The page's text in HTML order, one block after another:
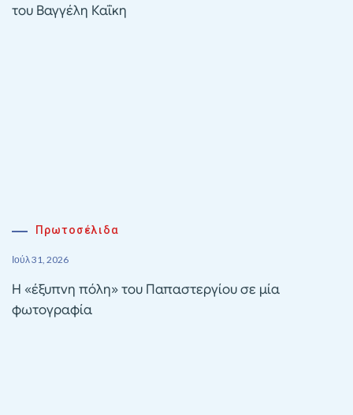
του Βαγγέλη Καΐκη
Πρωτοσέλιδα
Ιούλ 31, 2026
Η «έξυπνη πόλη» του Παπαστεργίου σε μία
φωτογραφία